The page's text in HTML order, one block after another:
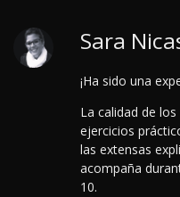
Sara
¡Ha sido una
La calidad de
ejercicios
las extensas
acompaña
10.